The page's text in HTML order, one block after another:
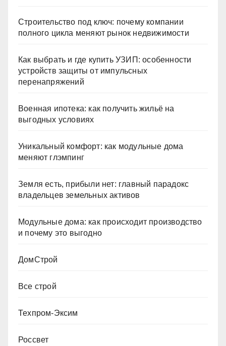
Строительство под ключ: почему компании
полного цикла меняют рынок недвижимости
Как выбрать и где купить УЗИП: особенности
устройств защиты от импульсных
перенапряжений
Военная ипотека: как получить жильё на
выгодных условиях
Уникальный комфорт: как модульные дома
меняют глэмпинг
Земля есть, прибыли нет: главный парадокс
владельцев земельных активов
Модульные дома: как происходит производство
и почему это выгодно
ДомСтрой
Все строй
Техпром-Эксим
Россвет